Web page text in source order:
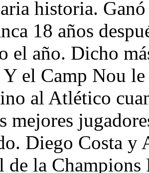
historia.
18 años
el año. Dicho
el Camp Nou
al Atlético
mejores
Diego Costa y
de la Champions